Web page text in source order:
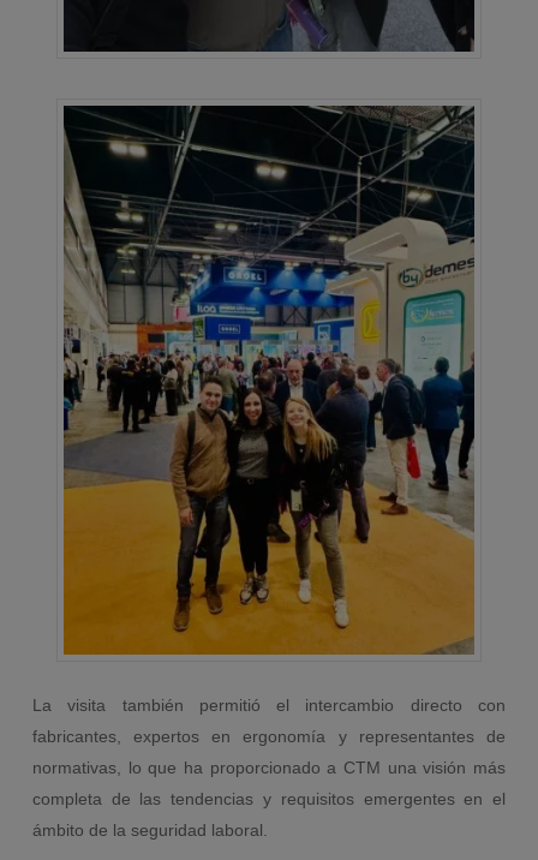
La visita también permitió el intercambio directo con
fabricantes, expertos en ergonomía y representantes de
normativas, lo que ha proporcionado a CTM una visión más
completa de las tendencias y requisitos emergentes en el
ámbito de la seguridad laboral.